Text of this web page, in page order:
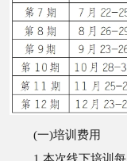
(一)培训费用